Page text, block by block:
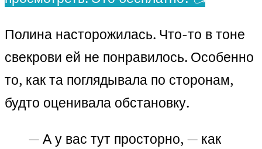
Полина насторожилась. Что-то в тоне
свекрови ей не понравилось. Особенно
то, как та поглядывала по сторонам,
будто оценивала обстановку.
— А у вас тут просторно, — как